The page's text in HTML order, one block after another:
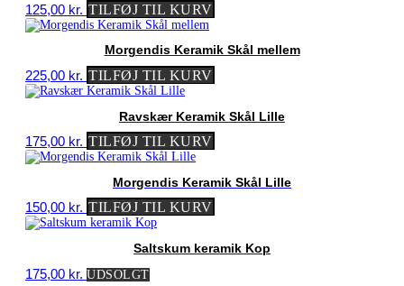
125,00 kr. TILFØJ TIL KURV
Morgendis Keramik Skål mellem
225,00 kr. TILFØJ TIL KURV
Ravskær Keramik Skål Lille
175,00 kr. TILFØJ TIL KURV
Morgendis Keramik Skål Lille
150,00 kr. TILFØJ TIL KURV
Saltskum keramik Kop
175,00 kr. UDSOLGT